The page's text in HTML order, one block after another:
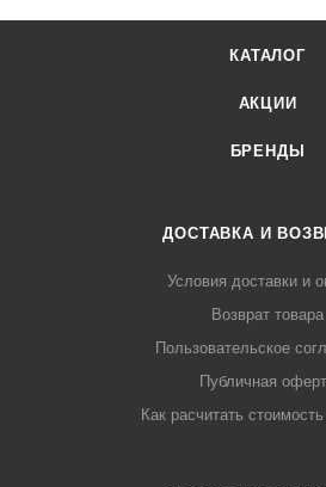
КАТАЛОГ
АКЦИИ
БРЕНДЫ
ДОСТАВКА И
Условия доставки и
Возврат товара
Пользовательское
Публичная
Как расчитать